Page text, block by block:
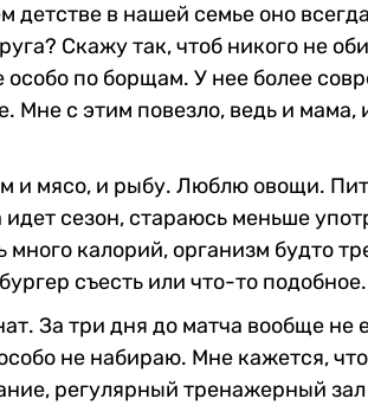
детстве в нашей семье оно
Скажу так, чтоб никого не
по борщам. У нее более
Мне с этим повезло, ведь и мама,
и мясо, и рыбу. Люблю овощи.
сезон, стараюсь меньше
калорий, организм будто
съесть или что-то подобное.
За три дня до матча вообще не
не набираю. Мне кажется,
регулярный тренажерный